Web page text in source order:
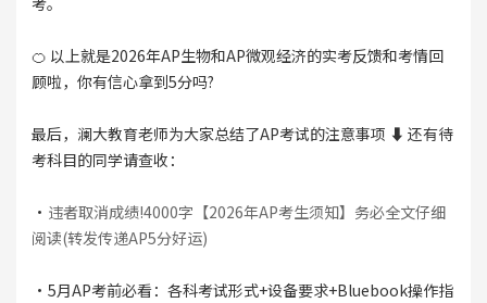
🍊 以上就是2026年AP生物和AP微观经济的实考反馈和考情回
顾啦，你有信心拿到5分吗?
最后，澜大教育老师为大家总结了AP考试的注意事项 ⬇️ 还有待
考科目的同学请查收：
· 违者取消成绩!4000字【2026年AP考生须知】务必全文仔细
阅读(转发传递AP5分好运)
·5月AP考前必看：各科考试形式+设备要求+Bluebook操作指